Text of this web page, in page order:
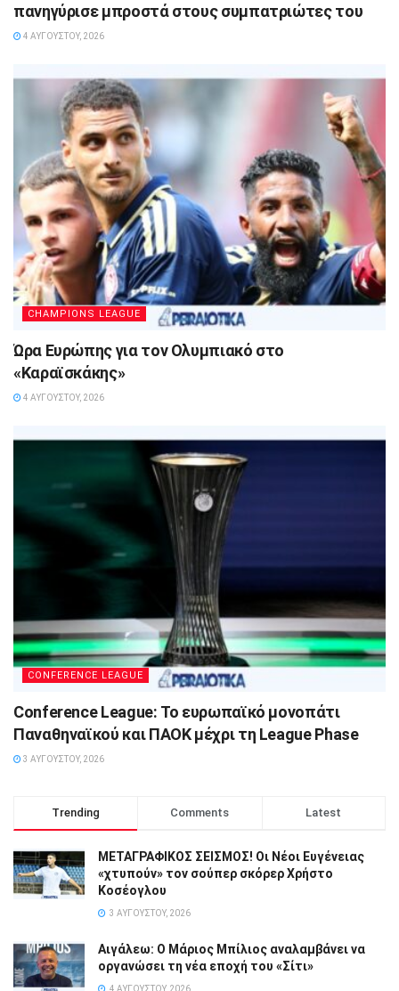
πανηγύρισε μπροστά στους συμπατριώτες του
4 ΑΥΓΟΎΣΤΟΥ, 2026
CHAMPIONS LEAGUE
Ώρα Ευρώπης για τον Ολυμπιακό στο
«Καραϊσκάκης»
4 ΑΥΓΟΎΣΤΟΥ, 2026
CONFERENCE LEAGUE
Conference League: Το ευρωπαϊκό μονοπάτι
Παναθηναϊκού και ΠΑΟΚ μέχρι τη League Phase
3 ΑΥΓΟΎΣΤΟΥ, 2026
Trending Comments Latest
ΜΕΤΑΓΡΑΦΙΚΟΣ ΣΕΙΣΜΟΣ! Οι Νέοι Ευγένειας
«χτυπούν» τον σούπερ σκόρερ Χρήστο
Κοσέογλου
3 ΑΥΓΟΎΣΤΟΥ, 2026
Αιγάλεω: Ο Μάριος Μπίλιος αναλαμβάνει να
οργανώσει τη νέα εποχή του «Σίτι»
4 ΑΥΓΟΎΣΤΟΥ, 2026